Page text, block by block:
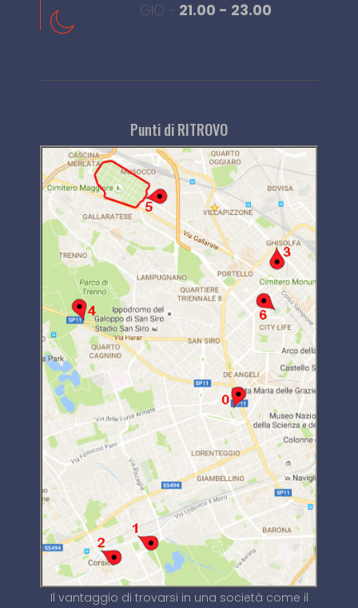
GIO - 21.00 - 23.00
Punti di RITROVO
Il vantaggio di trovarsi in una società come il